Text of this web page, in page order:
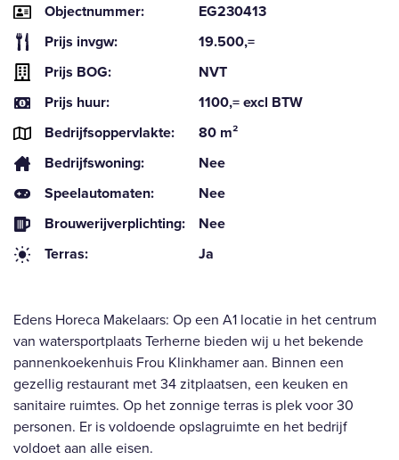
Objectnummer:
EG230413
Prijs invgw:
19.500,=
Prijs BOG:
NVT
Prijs huur:
1100,= excl BTW
Bedrijfsoppervlakte:
80 m²
Bedrijfswoning:
Nee
Speelautomaten:
Nee
Brouwerijverplichting:
Nee
Terras:
Ja
Edens Horeca Makelaars: Op een A1 locatie in het centrum
van watersportplaats Terherne bieden wij u het bekende
pannenkoekenhuis Frou Klinkhamer aan. Binnen een
gezellig restaurant met 34 zitplaatsen, een keuken en
sanitaire ruimtes. Op het zonnige terras is plek voor 30
personen. Er is voldoende opslagruimte en het bedrijf
voldoet aan alle eisen.